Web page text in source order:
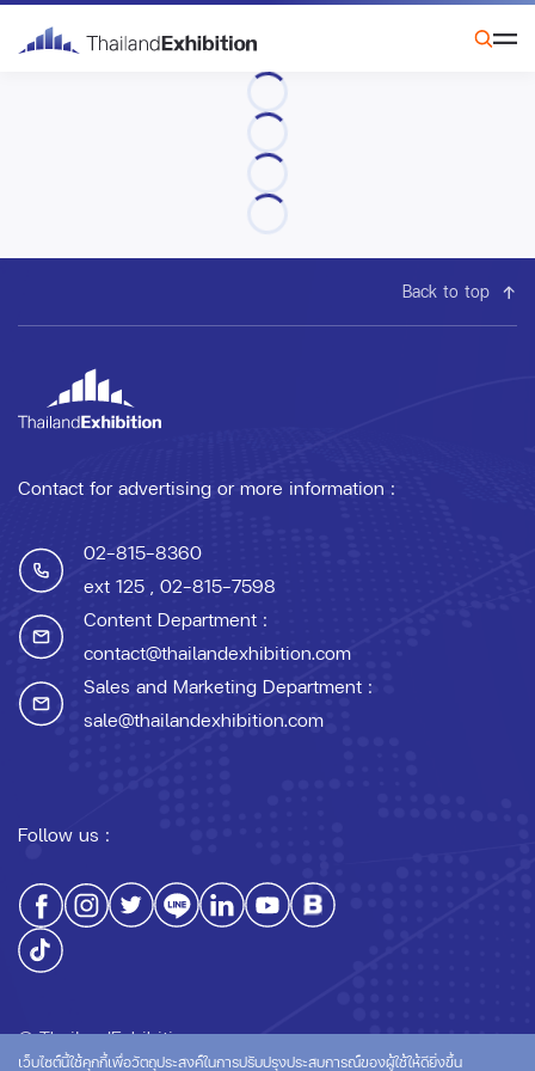
Back to top
Contact for advertising or more information :
02-815-8360
ext 125 , 02-815-7598
Content Department :
contact@thailandexhibition.com
Sales and Marketing Department :
sale@thailandexhibition.com
Follow us :
© ThailandExhibition.com
เว็บไซต์นี้ใช้คุกกี้เพื่อวัตถุประสงค์ในการปรับปรุงประสบการณ์ของผู้ใช้ให้ดียิ่งขึ้น